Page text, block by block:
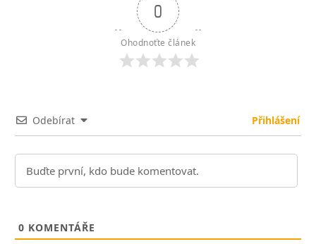
0
Ohodnoťte článek
Odebírat Přihlášení
0 KOMENTÁŘE